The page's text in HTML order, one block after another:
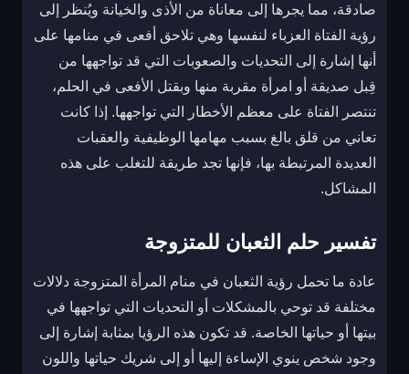
صادقة، مما يجرها إلى معاناة من الأذى والخيانة ويُنظر إلى
رؤية الفتاة العزباء لنفسها وهي تلاحق أفعى في منامها على
أنها إشارة إلى التحديات والصعوبات التي قد تواجهها من
قِبل صديقة أو امرأة مقربة منها وبقتل الأفعى في الحلم،
تنتصر الفتاة على معظم الأخطار التي تواجهها. إذا كانت
تعاني من قلق بالغ بسبب مهامها الوظيفية والعقبات
العديدة المرتبطة بها، فإنها تجد طريقة للتغلب على هذه
المشاكل.
تفسير حلم الثعبان للمتزوجة
عادة ما تحمل رؤية الثعبان في منام المرأة المتزوجة دلالات
مختلفة قد توحي بالمشكلات أو التحديات التي تواجهها في
بيتها أو حياتها الخاصة. قد تكون هذه الرؤيا بمثابة إشارة إلى
وجود شخص ينوي الإساءة إليها أو إلى شريك حياتها واللون